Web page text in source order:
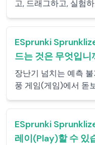
고, 드래그하고, 실험
ESprunki
드는 것은 무엇입니
장난기 넘치는 예측
풍 게임(게임)에서 돋
ESprunki
레이(Play)할 수 있